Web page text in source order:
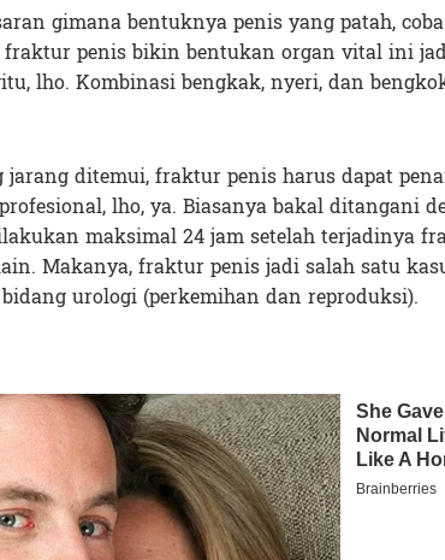
gimana bentuknya penis yang patah,
fraktur penis bikin bentukan organ vital ini
lho. Kombinasi bengkak, nyeri, dan
ditemui, fraktur penis harus dapat
lho, ya. Biasanya bakal ditangani
maksimal 24 jam setelah terjadinya
Makanya, fraktur penis jadi salah satu
urologi (perkemihan dan reproduksi).